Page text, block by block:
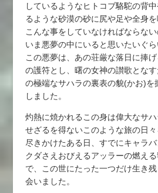
しているようなヒトコブ駱駝の背
るような砂漠の砂に尻や足や全身
こんな事をしていなければならな
いま悪夢の中にいると思いたいぐら
この悪夢は、あの荘厳な落日に捧
の護符とし、曙の女神の讃歌とな
の極端なサハラの裏表の貌(かお)を
しました。
灼熱に焼かれるこの身は偉大なサ
せざるを得ないこのような旅の日
尽きかけたある日、すでにキャラ
クダさえおびえるアッラーの燃え
で、この世にたった一つだけ生き
会いました。